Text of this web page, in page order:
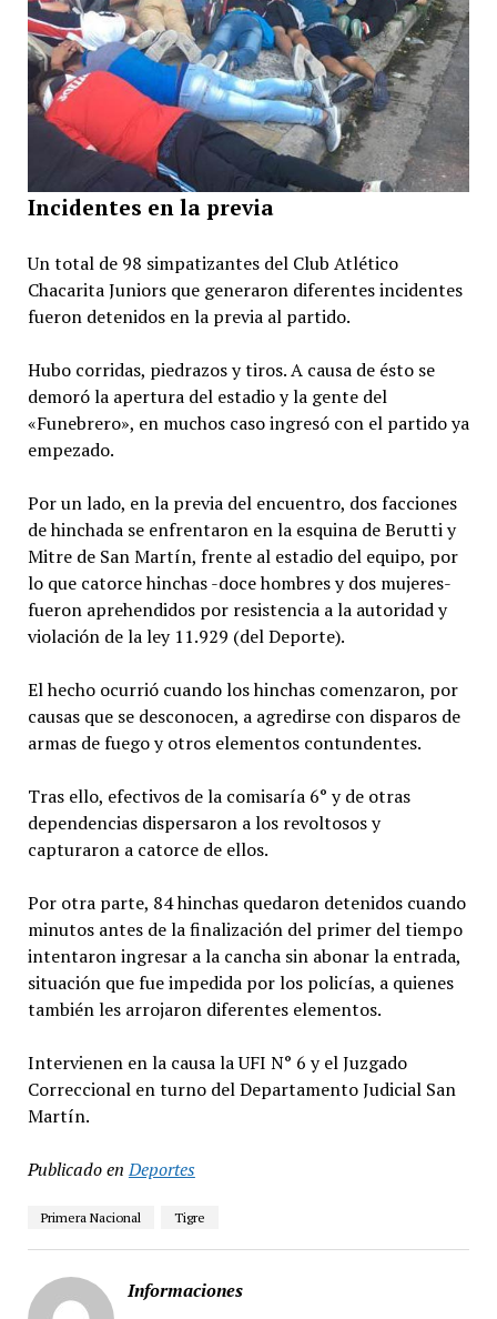
Incidentes en la previa
Un total de 98 simpatizantes del Club Atlético
Chacarita Juniors que generaron diferentes incidentes
fueron detenidos en la previa al partido.
Hubo corridas, piedrazos y tiros. A causa de ésto se
demoró la apertura del estadio y la gente del
«Funebrero», en muchos caso ingresó con el partido ya
empezado.
Por un lado, en la previa del encuentro, dos facciones
de hinchada se enfrentaron en la esquina de Berutti y
Mitre de San Martín, frente al estadio del equipo, por
lo que catorce hinchas -doce hombres y dos mujeres-
fueron aprehendidos por resistencia a la autoridad y
violación de la ley 11.929 (del Deporte).
El hecho ocurrió cuando los hinchas comenzaron, por
causas que se desconocen, a agredirse con disparos de
armas de fuego y otros elementos contundentes.
Tras ello, efectivos de la comisaría 6° y de otras
dependencias dispersaron a los revoltosos y
capturaron a catorce de ellos.
Por otra parte, 84 hinchas quedaron detenidos cuando
minutos antes de la finalización del primer del tiempo
intentaron ingresar a la cancha sin abonar la entrada,
situación que fue impedida por los policías, a quienes
también les arrojaron diferentes elementos.
Intervienen en la causa la UFI N° 6 y el Juzgado
Correccional en turno del Departamento Judicial San
Martín.
Publicado en Deportes
Primera Nacional Tigre
Informaciones